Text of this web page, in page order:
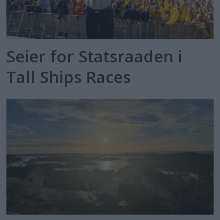
Seier for Statsraaden i
Tall Ships Races